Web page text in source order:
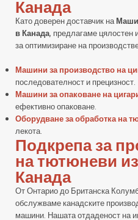
Канада
Като доверен доставчик на
в Канада, предлагаме цялостен
за оптимизиране на
Машини за производство на
последователност и прецизност.
Машини за опаковане на
ефективно опаковане.
Оборудване за обработка на
лекота.
Подкрепа за
на тютюневи
Канада
От Онтарио до Британска
обслужваме канадските
машини. Нашата отдаденост на